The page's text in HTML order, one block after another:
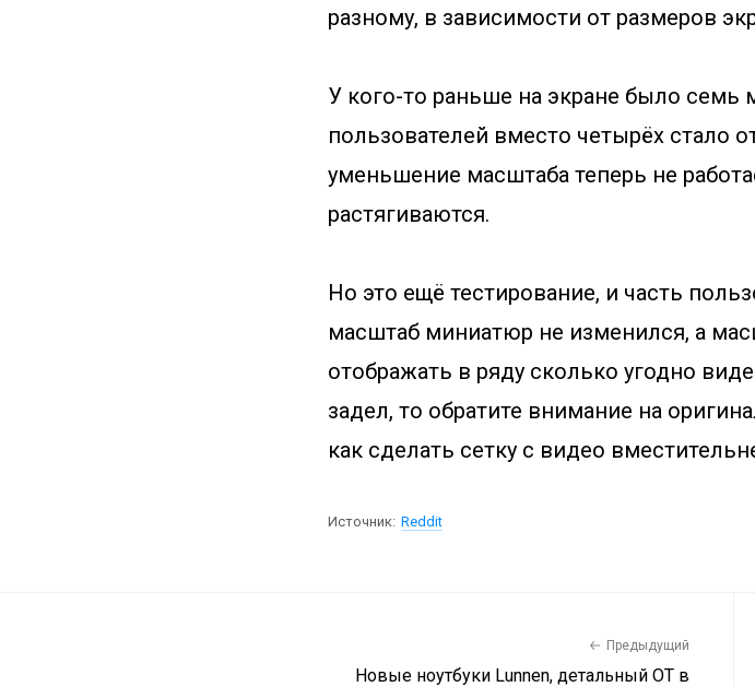
разному, в зависимости от размеров
У кого-то раньше на экране было семь
пользователей вместо четырёх стало
уменьшение масштаба теперь не
растягиваются.
Но это ещё тестирование, и часть
масштаб миниатюр не изменился, а
отображать в ряду сколько угодно
задел, то обратите внимание на
как сделать сетку с видео
Источник: Reddit
Предыдущий
Новые ноутбуки Lunnen, детальный ОТ в